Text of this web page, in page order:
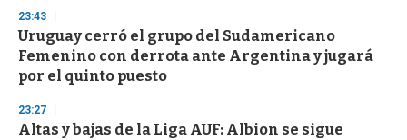
3
s
e
c
o
d
s
23:43
Uruguay cerró el grupo del Sudamericano
Femenino con derrota ante Argentina y jugará
por el quinto puesto
23:27
Altas y bajas de la Liga AUF: Albion se sigue